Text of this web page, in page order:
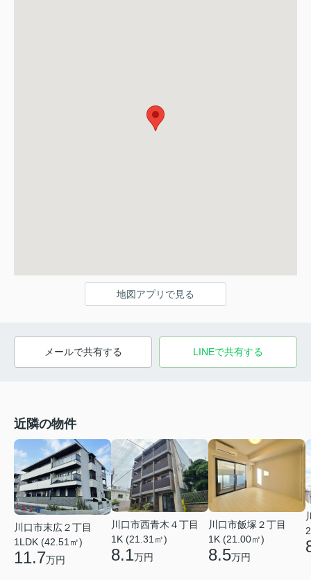
地図アプリで見る
メールで共有する LINEで共有する
近隣の物件
川口市末広２丁目
1LDK (42.51㎡)
11.7万円
川口市西青木４丁目
1K (21.31㎡)
8.1万円
川口市飯塚２丁目
1K (21.00㎡)
8.5万円